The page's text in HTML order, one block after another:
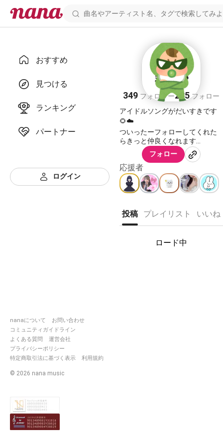
おすすめ
見つける
ランキング
パートナー
ログイン
nanaについて
お問い合わせ
コミュニティガイドライン
よくある質問
運営会社
プライバシーポリシー
特定商取引法に基づく表示
利用規約
© 2026 nana music
まひる🌻
349 フォロワー285 フォロー
アイドルソングがだいすきです
🌻☁️
ついったーフォローしてくれた
らきっと仲良くなれます
ユニットで参加した曲をお持ち
帰りしてます📖 : https://nana-
music.com/users/6945676
フォロー
応援者
投稿 プレイリスト いいね
ロード中